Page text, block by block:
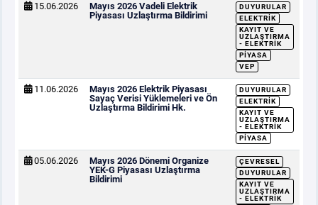
15.06.2026
Mayıs 2026 Vadeli Elektrik
Piyasası Uzlaştırma Bildirimi
DUYURULAR
ELEKTRIK
KAYIT VE
UZLAŞTIRMA
- ELEKTRIK
PIYASA
VEP
11.06.2026
Mayıs 2026 Elektrik Piyasası
Sayaç Verisi Yüklemeleri ve Ön
Uzlaştırma Bildirimi Hk.
DUYURULAR
ELEKTRIK
KAYIT VE
UZLAŞTIRMA
- ELEKTRIK
PIYASA
05.06.2026
Mayıs 2026 Dönemi Organize
YEK-G Piyasası Uzlaştırma
Bildirimi
ÇEVRESEL
DUYURULAR
KAYIT VE
UZLAŞTIRMA
- ELEKTRIK